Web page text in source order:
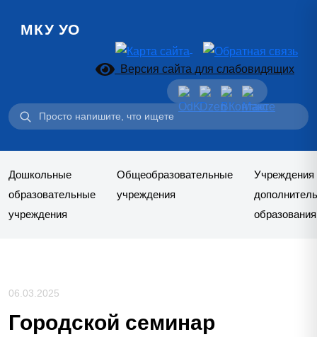
МКУ УО
Версия сайта для слабовидящих
Поиск:
Дошкольные
образовательные
учреждения
Общеобразовательные
учреждения
Учреждения
образования
06.03.2025
Городской семинар